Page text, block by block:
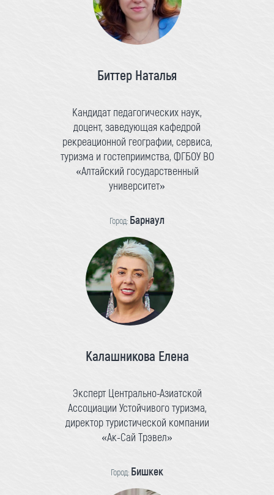
Биттер Наталья
Кандидат педагогических наук,
доцент, заведующая кафедрой
рекреационной географии, сервиса,
туризма и гостеприимства, ФГБОУ ВО
«Алтайский государственный
университет»
Город: Барнаул
Калашникова Елена
Эксперт Центрально-Азиатской
Ассоциации Устойчивого туризма,
директор туристической компании
«Ак-Сай Трэвел»
Город: Бишкек